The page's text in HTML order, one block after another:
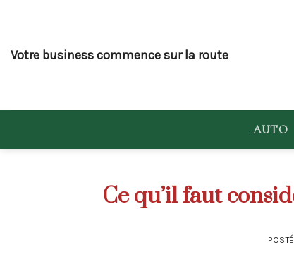
content
Votre business commence sur la route
AUTO
Ce qu’il faut